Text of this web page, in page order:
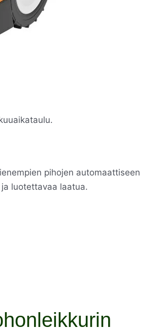
pihojen automaattiseen
luotettavaa laatua.